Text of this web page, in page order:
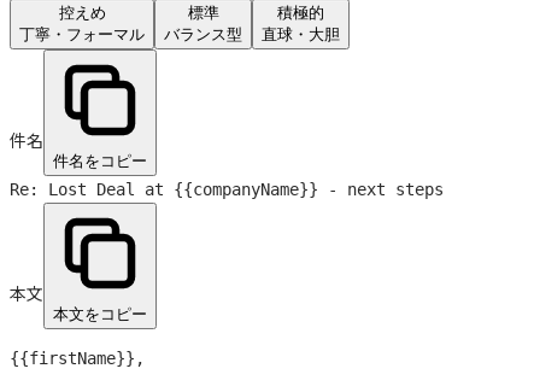
控えめ
丁寧・フォーマル
標準
バランス型
積極的
直球・大胆
件名
件名をコピー
Re: Lost Deal at {{companyName}} - next steps
本文
本文をコピー
{{firstName}} ,